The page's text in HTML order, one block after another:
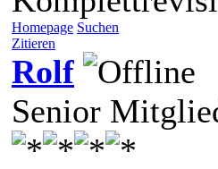
Homepage Suchen
Zitieren
Rolf
Senior